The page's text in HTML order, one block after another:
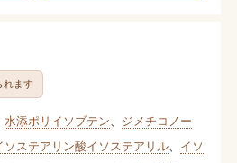
れます
水添ポリイソブテン
ジメチコノー
ソステアリン酸イソステアリル、 イソ